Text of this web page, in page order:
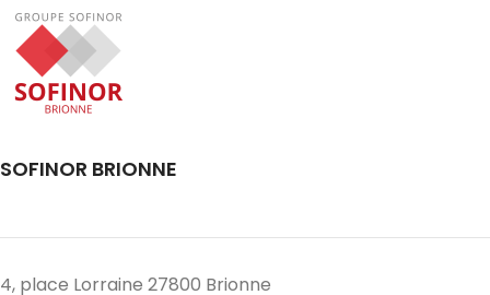
SOFINOR BRIONNE
4, place Lorraine 27800 Brionne